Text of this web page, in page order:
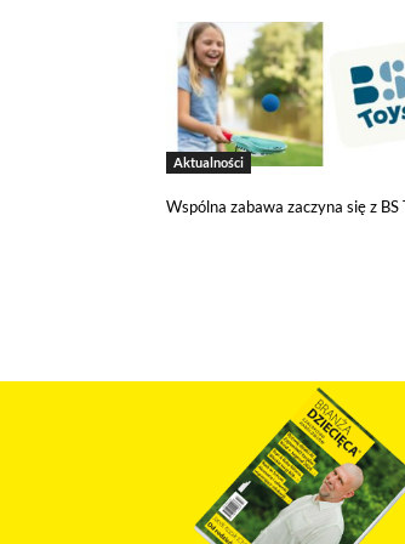
Aktualności
Wspólna zabawa zaczyna się z BS
wykorzystywane
wyłączyć
Salesflare
Korzystamy z
na temat Twojej
i dostosowywać
Na tej stronie